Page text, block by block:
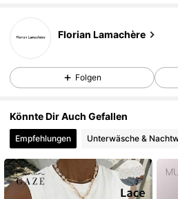
Florian Lamachère
Folgen
Könnte Dir Auch Gefallen
Empfehlungen Unterwäsche &